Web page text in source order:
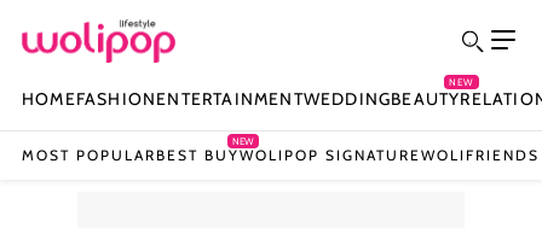
HOMEFASHIONENTERTAINMENTWEDDINGBEAUTY
NEW
MOST POPULAR BEST BUY
NEW
WOLIPOP SIGNATUREWOLIFRIENDS